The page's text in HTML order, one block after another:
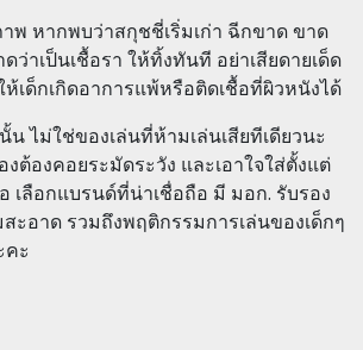
พ หากพบว่าสกุชชี่เริ่มเก่า ฉีกขาด ขาด
ว่าเป็นเชื้อรา ให้ทิ้งทันที อย่าเสียดายเด็ด
ห้เด็กเกิดอาการแพ้หรือติดเชื้อที่ผิวหนังได้
น ไม่ใช่ของเล่นที่ห้ามเล่นเสียทีเดียวนะ
ต้องคอยระมัดระวัง และเอาใจใส่ตั้งแต่
เลือกแบรนด์ที่น่าเชื่อถือ มี มอก. รับรอง
อาด รวมถึงพฤติกรรมการเล่นของเด็กๆ
คะ